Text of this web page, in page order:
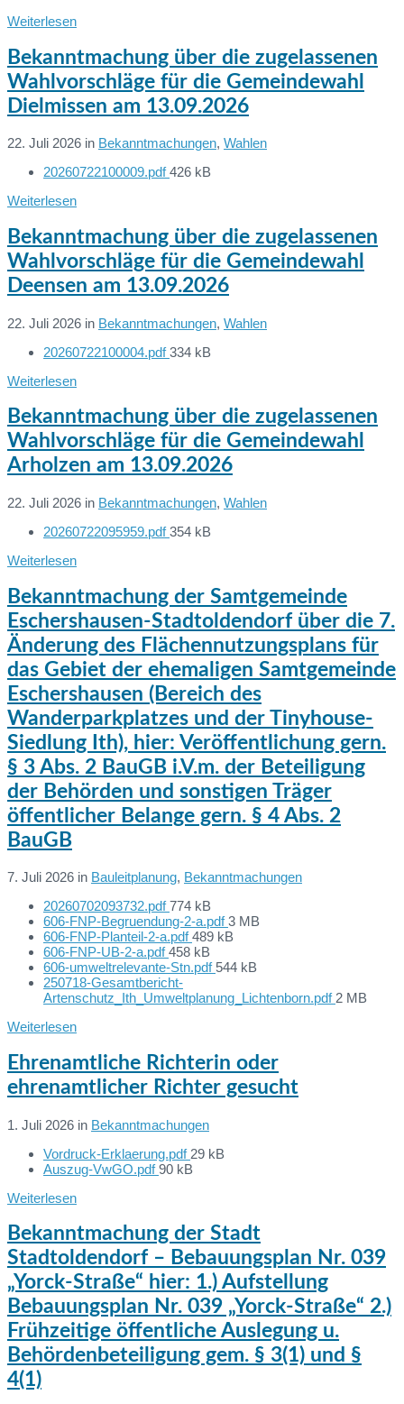
Weiterlesen
Bekanntmachung über die zugelassenen
Wahlvorschläge für die Gemeindewahl
Dielmissen am 13.09.2026
22. Juli 2026 in Bekanntmachungen, Wahlen
Dateien:20260722100009.pdfFile
426 kB
Weiterlesen
Bekanntmachung über die zugelassenen
Wahlvorschläge für die Gemeindewahl
Deensen am 13.09.2026
22. Juli 2026 in Bekanntmachungen, Wahlen
Dateien:20260722100004.pdfFile
334 kB
Weiterlesen
Bekanntmachung über die zugelassenen
Wahlvorschläge für die Gemeindewahl
Arholzen am 13.09.2026
22. Juli 2026 in Bekanntmachungen, Wahlen
Dateien:20260722095959.pdfFile
354 kB
Weiterlesen
Bekanntmachung der Samtgemeinde
Eschershausen-Stadtoldendorf über die 7.
Änderung des Flächennutzungsplans für
das Gebiet der ehemaligen Samtgemeinde
Eschershausen (Bereich des
Wanderparkplatzes und der Tinyhouse-
Siedlung Ith), hier: Veröffentlichung gern.
§ 3 Abs. 2 BauGB i.V.m. der Beteiligung
der Behörden und sonstigen Träger
öffentlicher Belange gern. § 4 Abs. 2
BauGB
7. Juli 2026 in Bauleitplanung, Bekanntmachungen
Dateien:20260702093732.pdfFile
size:
774 kB
606-FNP-Begruendung-2-a.pdfFile
size:
3 MB
606-FNP-Planteil-2-a.pdfFile
size:
489 kB
606-FNP-UB-2-a.pdfFile
size:
458 kB
606-umweltrelevante-Stn.pdf File
544 kB
250718-Gesamtbericht-
Artenschutz_Ith_Umweltplanung_Lichtenborn.pdf File
2 MB
Weiterlesen
Ehrenamtliche Richterin oder
ehrenamtlicher Richter gesucht
1. Juli 2026 in Bekanntmachungen
Dateien:Vordruck-Erklaerung.pdf File
size:
29 kB
Auszug-VwGO.pdfFile
90 kB
Weiterlesen
Bekanntmachung der Stadt
Stadtoldendorf – Bebauungsplan Nr. 039
„Yorck-Straße“ hier: 1.) Aufstellung
Bebauungsplan Nr. 039 „Yorck-Straße“ 2.)
Frühzeitige öffentliche Auslegung u.
Behördenbeteiligung gem. § 3(1) und §
4(1)